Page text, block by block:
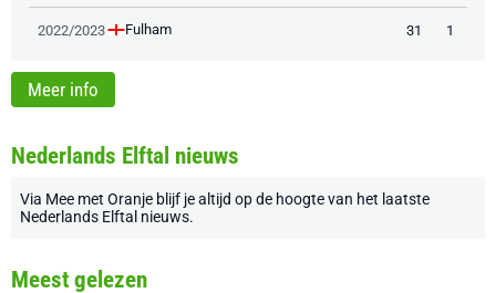
2022/2023 Fulham 31 1
Meer info
Nederlands Elftal nieuws
Via Mee met Oranje blijf je altijd op de hoogte van het laatste
Nederlands Elftal nieuws.
Meest gelezen